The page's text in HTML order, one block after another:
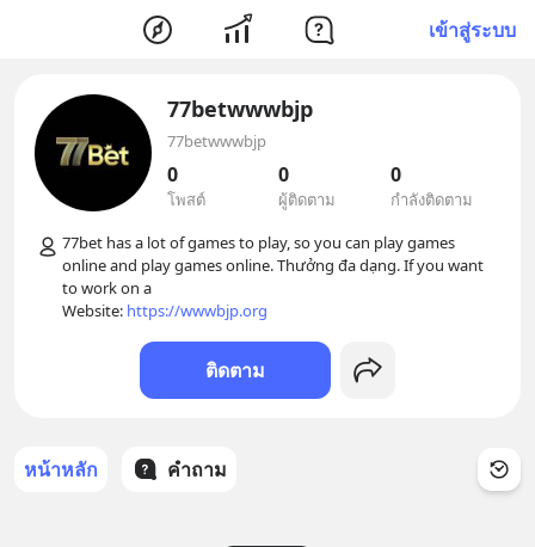
เข้าสู่ระบบ
77betwwwbjp
77betwwwbjp
0
โพสต์
0
ผู้ติดตาม
0
กำลังติดตาม
77bet has a lot of games to play, so you can play games
online and play games online. Thưởng đa dạng. If you want
to work on a
Website: https://wwwbjp.org
ติดตาม
หน้าหลัก คำถาม